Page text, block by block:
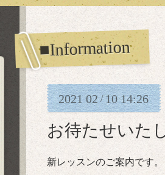
■Information
2021 02/10 14:26
お待たせいた
新レッスンのご案内です。